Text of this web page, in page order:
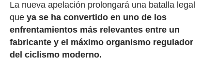
La nueva apelación prolongará una batalla legal
que ya se ha convertido en uno de los
enfrentamientos más relevantes entre un
fabricante y el máximo organismo regulador
del ciclismo moderno.